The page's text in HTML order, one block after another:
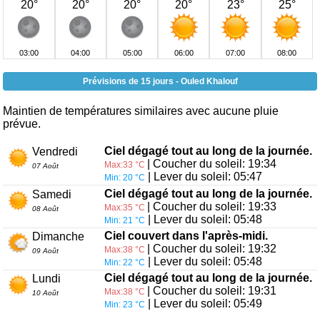
20°
03:00
20°
04:00
20°
05:00
20°
06:00
23°
07:00
25°
08:00
Prévisions de 15 jours - Ouled Khalouf
Maintien de températures similaires avec aucune pluie
prévue.
Vendredi
07 Août
Ciel dégagé tout au long de la journée.
Max:33 °C | Coucher du soleil: 19:34
Min: 20 °C
| Lever du soleil: 05:47
Samedi
08 Août
Ciel dégagé tout au long de la journée.
Max:35 °C | Coucher du soleil: 19:33
Min: 21 °C
| Lever du soleil: 05:48
Dimanche
09 Août
Ciel couvert dans l'après-midi.
Max:38 °C | Coucher du soleil: 19:32
Min: 22 °C
| Lever du soleil: 05:48
Lundi
10 Août
Ciel dégagé tout au long de la journée.
Max:38 °C | Coucher du soleil: 19:31
Min: 23 °C
| Lever du soleil: 05:49